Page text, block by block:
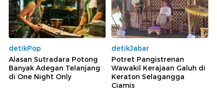
detikPop
Alasan Sutradara Potong
Banyak Adegan Telanjang
di One Night Only
detikJabar
Potret Pangistrenan
Wawakil Kerajaan Galuh di
Keraton Selagangga
Ciamis